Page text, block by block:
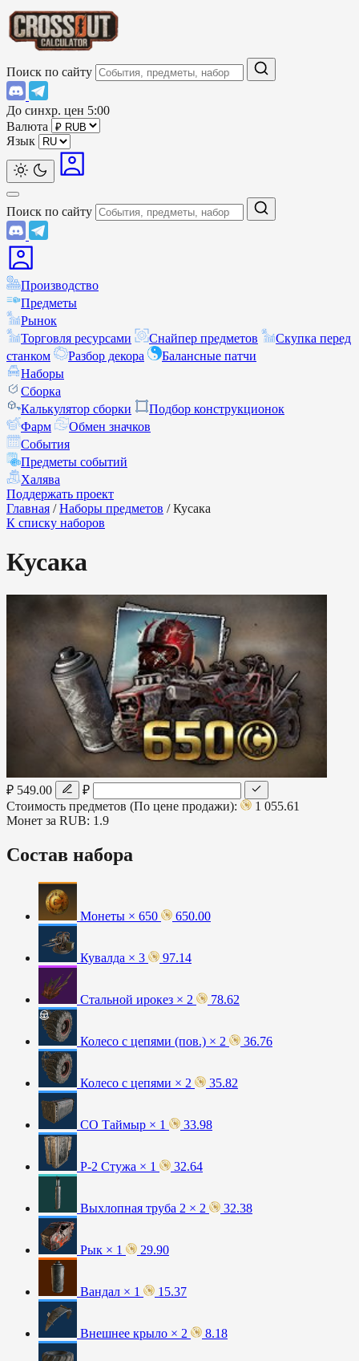
Поиск по сайту
До синхр. цен 5:00
Валюта
Язык
Поиск по сайту
Производство
Предметы
Рынок
Торговля ресурсами
Снайпер предметов
Скупка перед
станком
Разбор декора
Балансные патчи
Наборы
Сборка
Калькулятор сборки
Подбор конструкционок
Фарм
Обмен значков
События
Предметы событий
Халява
Поддержать проект
Главная / Наборы предметов / Кусака
К списку наборов
Кусака
₽ 549.00
₽
Стоимость предметов (По цене продажи):
1 055.61
Монет за RUB: 1.9
Состав набора
Монеты × 650 650.00
Кувалда × 3 97.14
Стальной ирокез × 2 78.62
Колесо с цепями (пов.) × 2 36.76
Колесо с цепями × 2 35.82
СО Таймыр × 1 33.98
Р-2 Стужа × 1 32.64
Выхлопная труба 2 × 2 32.38
Рык × 1 29.90
Вандал × 1 15.37
Внешнее крыло × 2 8.18